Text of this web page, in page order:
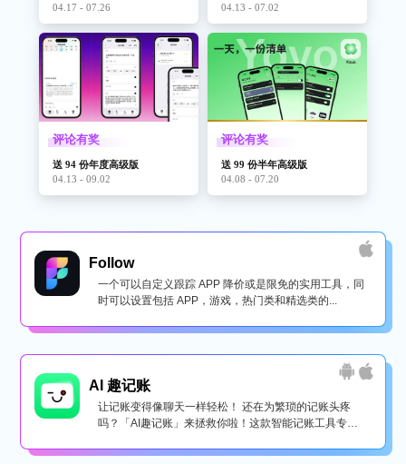
04.17 - 07.26
04.13 - 07.02
评论有奖
送 94 份年度高级版
04.13 - 09.02
评论有奖
送 99 份半年高级版
04.08 - 07.20
Follow
一个可以自定义跟踪 APP 降价或是限免的实用工具，同
时可以设置包括 APP，游戏，热门类和精选类的...
AI 趣记账
让记账变得像聊天一样轻松！ 还在为繁琐的记账头疼
吗？「AI趣记账」来拯救你啦！这款智能记账工具专为